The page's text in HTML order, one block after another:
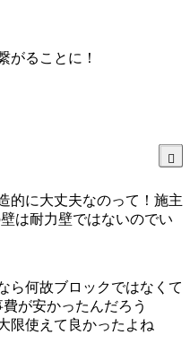
がることに！
的に大丈夫なのって！施主
は耐力壁ではないのでい
ら何故ブロックではなくて
が安かったんだろう
限使えて良かったよね